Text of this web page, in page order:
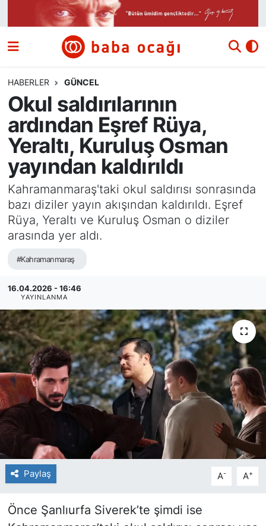
HABERLER GÜNCEL
Okul saldırılarının
ardından Eşref Rüya,
Yeraltı, Kuruluş Osman
yayından kaldırıldı
Kahramanmaraş'taki okul saldırısı sonrasında
bazı diziler yayın akışından kaldırıldı. Eşref
Rüya, Yeraltı ve Kuruluş Osman o diziler
arasında yer aldı.
#Kahramanmaraş
16.04.2026 - 16:46
YAYINLANMA
Paylaş A- A+
Önce Şanlıurfa Siverek’te şimdi ise
Siyaset
Ekonomi
Dünya
Kültür ve Sanat
Eğitim
Bilim ve Teknoloji
Yazı Dizisi
Nöbetçi Eczaneler
Hava Durumu
Namaz Vakitleri
Trafik Durumu
Süper Lig Puan Durumu ve Fikstür
Tüm Manşetler
Son Dakika Haberleri
Haber Arşivi